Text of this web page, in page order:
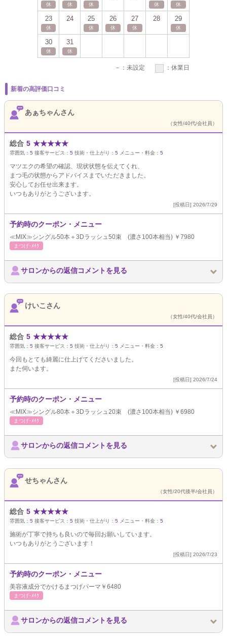
休 休 休 休 休
23
休
24 25
休
26
休
27
休
28 29
休
30
休
31
休
－ ：未設定 ：休業日
新着の高評価口コミ
あぁちゃんさん
（女性/40代/会社員）
総合 5 ★★★★★
雰囲気： 5 接客サービス： 5 技術・仕上がり： 5 メニュー・料金： 5
マツエクの希望の確認、現状状態を伝えてくれ、
まつ毛の状態からアドバイスまでいただきました。
安心してお任せ出来ます。
いつもありがとうございます。
[投稿日] 2026/7/29
予約時のクーポン・メニュー
≪MIX≫シングル50本＋3Dラッシュ50束 (濃さ100本相当) ￥7980
まつげ･ﾒｲｸ
サロンからの返信コメントを見る
けいこさん
（女性/40代/会社員）
総合 5 ★★★★★
雰囲気： 5 接客サービス： 5 技術・仕上がり： 5 メニュー・料金： 5
今回もとても綺麗に仕上げてくださいました。
また伺います。
[投稿日] 2026/7/24
予約時のクーポン・メニュー
≪MIX≫シングル80本＋3Dラッシュ20束 (濃さ100本相当) ￥6980
まつげ･ﾒｲｸ
サロンからの返信コメントを見る
せちゃんさん
（女性/20代後半/会社員）
総合 5 ★★★★★
雰囲気： 5 接客サービス： 5 技術・仕上がり： 5 メニュー・料金： 5
施術が丁寧で持ちも良いので毎回お願いしています。
いつもありがとうございます！
[投稿日] 2026/7/23
予約時のクーポン・メニュー
美容液成分でかけるまつげパーマ￥6480
まつげ･ﾒｲｸ
サロンからの返信コメントを見る